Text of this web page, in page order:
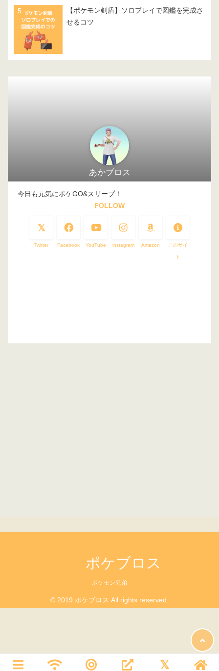
【ポケモン剣盾】ソロプレイで図鑑を完成さ
せるコツ
あかブロス
今日も元気にポケGO&スリープ！
FOLLOW
Twitter Facebook YouTube instagram Amazon このサイ
ト
ポケブロス
ポケモン兄弟
© 2019 ポケブロス All rights reserved.